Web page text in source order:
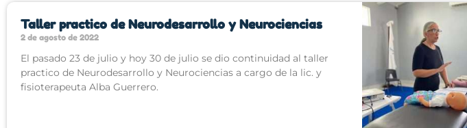
Taller practico de Neurodesarrollo y Neurociencias
2 de agosto de 2022
El pasado 23 de julio y hoy 30 de julio se dio continuidad al taller
practico de Neurodesarrollo y Neurociencias a cargo de la lic. y
fisioterapeuta Alba Guerrero.